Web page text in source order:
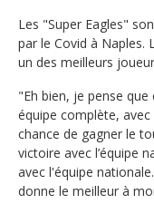
Les "Super Eagles"
par le Covid à Naples.
un des meilleurs
"Eh bien, je pense
équipe complète,
chance de gagner le
victoire avec l’équipe
avec l'équipe
donne le meilleur à